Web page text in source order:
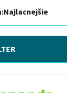
Najlacnejšie